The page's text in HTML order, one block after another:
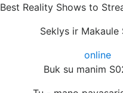
Best Reality Shows to
Seklys ir Makaule
online
Buk su manim